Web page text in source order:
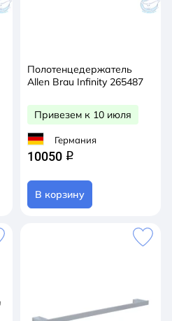
Полотенцедержатель
Allen Brau Infinity 265487
Привезем к 10 июля
Германия
10050 q
В корзину